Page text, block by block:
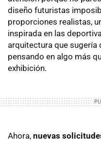
diseño futuristas
proporciones realistas,
inspirada en las
arquitectura que sugería
pensando en algo más
exhibición.
Ahora, nuevas